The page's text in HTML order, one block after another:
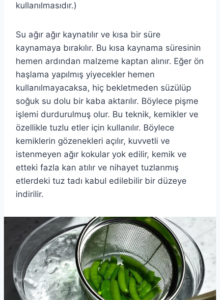
kullanılmasıdır.)
Su ağır ağır kaynatılır ve kısa bir süre
kaynamaya bırakılır. Bu kısa kaynama süresinin
hemen ardından malzeme kaptan alınır. Eğer ön
haşlama yapılmış yiyecekler hemen
kullanılmayacaksa, hiç bekletmeden süzülüp
soğuk su dolu bir kaba aktarılır. Böylece pişme
işlemi durdurulmuş olur. Bu teknik, kemikler ve
özellikle tuzlu etler için kullanılır. Böylece
kemiklerin gözenekleri açılır, kuvvetli ve
istenmeyen ağır kokular yok edilir, kemik ve
etteki fazla kan atılır ve nihayet tuzlanmış
etlerdeki tuz tadı kabul edilebilir bir düzeye
indirilir.